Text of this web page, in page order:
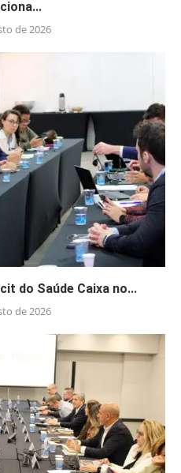
de 2026
do Saúde Caixa no...
de 2026